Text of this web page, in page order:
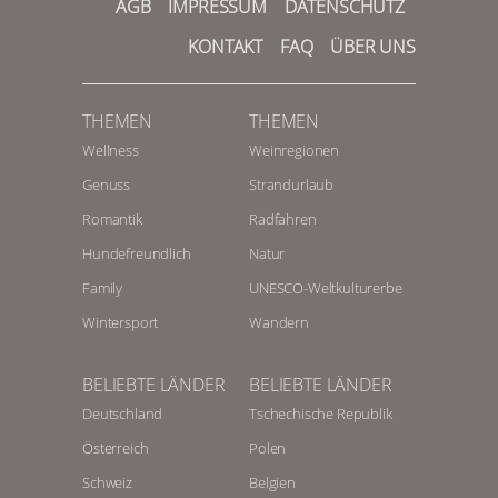
Region und bietet sich ab Idar-
Oberstein auf Teilstrecken zum
Erkunden an.
AGB IMPRESSUM
DATENSCHUTZ
KONTAKT
FAQ ÜBER UNS
THEMEN
Wellness
Genuss
Romantik
Hundefreundlich
Family
Wintersport
THEMEN
Weinregionen
Strandurlaub
Radfahren
Natur
UNESCO-Weltkulturerbe
Wandern
BELIEBTE LÄNDER
Deutschland
Österreich
Schweiz
BELIEBTE LÄNDER
Tschechische Republik
Polen
Belgien